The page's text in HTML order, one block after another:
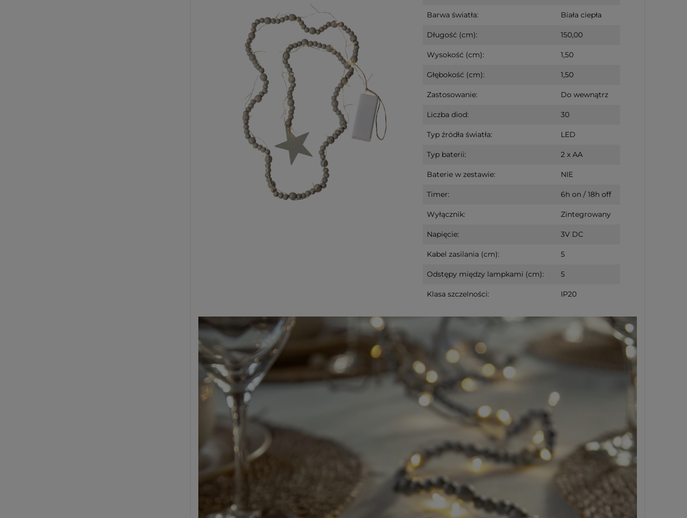
Barwa światła: Biała ciepła
Długość (cm): 150,00
Wysokość (cm): 1,50
Głębokość (cm): 1,50
Zastosowanie: Do wewnątrz
Liczba diod: 30
Typ źródła światła: LED
Typ baterii: 2 x AA
Baterie w zestawie: NIE
Timer: 6h on / 18h off
Wyłącznik: Zintegrowany
Napięcie: 3V DC
Kabel zasilania (cm): 5
Odstępy między lampkami (cm): 5
Klasa szczelności: IP20